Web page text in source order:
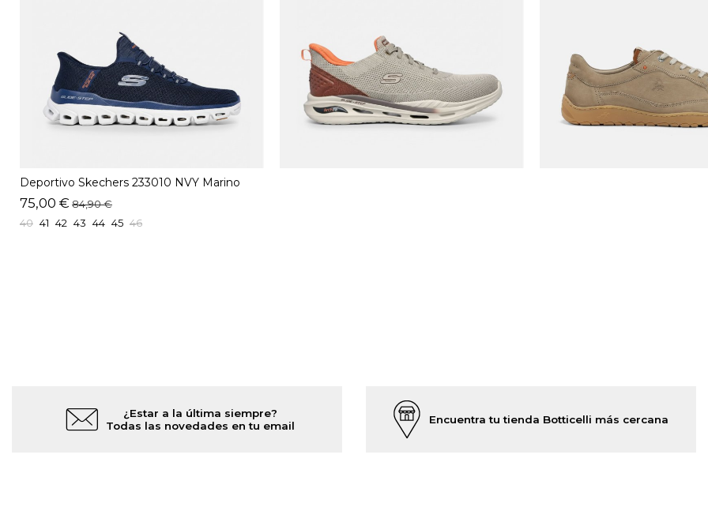
Deportivo Skechers 233010 NVY Marino
75,00 € 84,90 €
40 41 42 43 44 45 46
¿Estar a la última siempre?
Todas las novedades en tu email
Encuentra tu tienda Botticelli más cercana